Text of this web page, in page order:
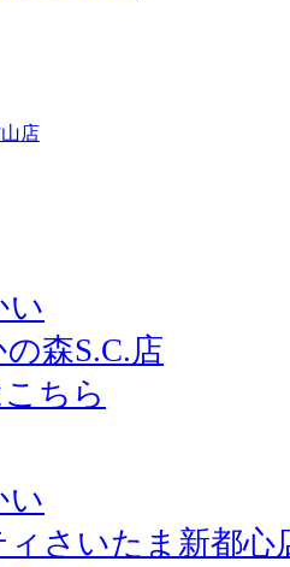
店
い
森S.C.店
ちら
い
ィさいたま新都心